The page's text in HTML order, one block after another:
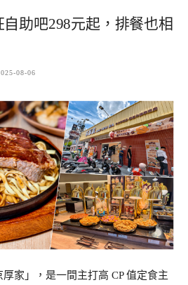
助吧298元起，排餐也相
08-06
家」，是一間主打高 CP 值定食主